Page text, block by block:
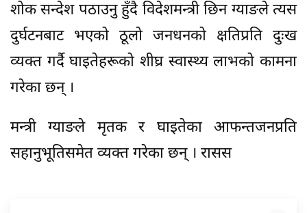
शोक सन्देश पठाउनु हुँदै विदेशमन्त्री छिन ग्याङले त्यस
दुर्घटनबाट भएको ठूलो जनधनको क्षतिप्रति दुःख
व्यक्त गर्दै घाइतेहरूको शीघ्र स्वास्थ्य लाभको कामना
गरेका छन् ।
मन्त्री ग्याङले मृतक र घाइतेका आफन्तजनप्रति
सहानुभूतिसमेत व्यक्त गरेका छन् । रासस